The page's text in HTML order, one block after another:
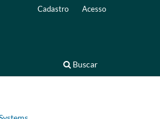
Buscar
Cadastro Acesso